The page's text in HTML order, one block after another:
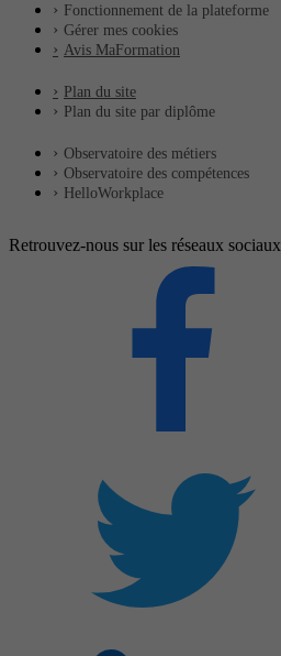
Fonctionnement de la plateforme
Gérer mes cookies
Avis MaFormation
Plan du site
Plan du site par diplôme
Observatoire des métiers
Observatoire des compétences
HelloWorkplace
Retrouvez-nous sur les réseaux sociaux